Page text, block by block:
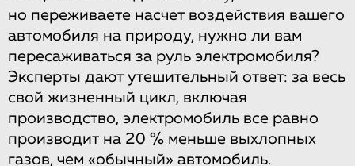
но переживаете насчет воздействия вашего
автомобиля на природу, нужно ли вам
пересаживаться за руль электромобиля?
Эксперты дают утешительный ответ: за весь
свой жизненный цикл, включая
производство, электромобиль все равно
производит на 20 % меньше выхлопных
газов, чем «обычный» автомобиль.